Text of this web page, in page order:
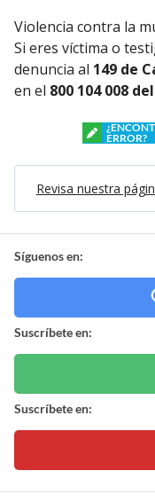
Violencia contra la
Si eres víctima o
denuncia al 149 de
en el 800 104 008
ERROR?
Revisa nuestra
Síguenos en:
Suscríbete en:
Suscríbete en: